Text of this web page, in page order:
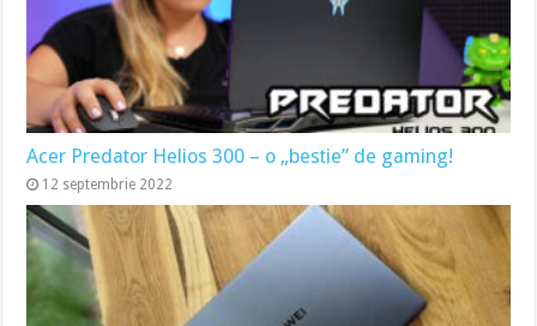
Acer Predator Helios 300 – o „bestie” de gaming!
12 septembrie 2022